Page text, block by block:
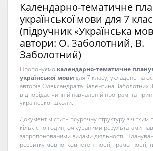
Календарно-тематичне
української мови для 7
(підручник «Українська
автори: О. Заболотний, В.
Заболотний)
Пропонуємо календарно-тематичне
української мови для 7 класу, укладене на
авторів Олександра та Валентина
відповідає чинній навчальній програмі та
української школи.
Документ містить поурочну структуру з чітким
кількістю годин, очікуваними результатами
запропонованими видами діяльності.
розвитку мовної компетентності, грамотності,